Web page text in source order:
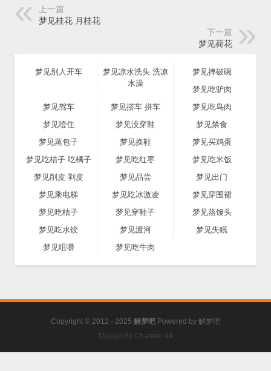
上一篇
梦见桂花 月桂花
下一篇
梦见荷花
梦见别人开车
梦见凉水洗头 洗凉
水澡
梦见摔破碗
梦见吃驴肉
梦见驾车
梦见撘车 拼车
梦见吃鸟肉
梦见噎住
梦见没穿鞋
梦见禁食
梦见蒸包子
梦见换鞋
梦见买鸡蛋
梦见吃桔子 吃橘子
梦见吃红枣
梦见吃米饭
梦见削皮 剥皮
梦见品尝
梦见出门
梦见乘电梯
梦见吃冰激凌
梦见穿围裙
梦见吃桔子
梦见穿鞋子
梦见蒸馒头
梦见吃水饺
梦见渡河
梦见失眠
梦见咀嚼
梦见吃牛肉
Copyright © 2012 - 2025 解梦吧 Powered by 解梦吧
Design By Channel 44